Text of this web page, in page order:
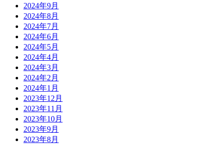
2024年9月
2024年8月
2024年7月
2024年6月
2024年5月
2024年4月
2024年3月
2024年2月
2024年1月
2023年12月
2023年11月
2023年10月
2023年9月
2023年8月